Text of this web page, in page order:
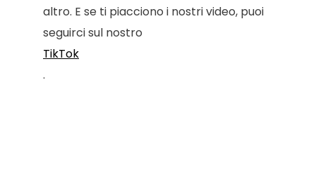
altro. E se ti piacciono i nostri video, puoi
seguirci sul nostro
TikTok
.